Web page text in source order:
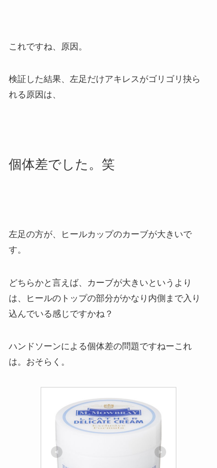
これですね、原因。
検証した結果、左足だけアキレスがゴリゴリ抉ら
れる原因は、
個体差でした。笑
左足の方が、ヒールカップのカーブが大きいで
す。
どちらかと言えば、カーブが大きいというより
は、ヒールのトップの部分がかなり内側まで入り
込んでいる感じですかね？
ハンドソーンによる個体差の問題ですねーこれ
は。おそらく。